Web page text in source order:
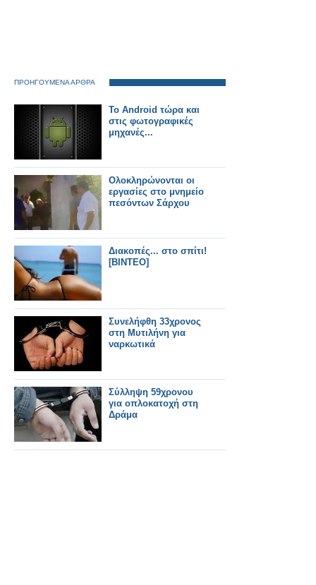
ΠΡΟΗΓΟΥΜΕΝΑ ΑΡΘΡΑ
Το Android τώρα και
στις φωτογραφικές
μηχανές...
Ολοκληρώνονται οι
εργασίες στο μνημείο
πεσόντων Σάρχου
Διακοπές... στο σπίτι!
[ΒΙΝΤΕΟ]
Συνελήφθη 33χρονος
στη Μυτιλήνη για
ναρκωτικά
Σύλληψη 59χρονου
για οπλοκατοχή στη
Δράμα